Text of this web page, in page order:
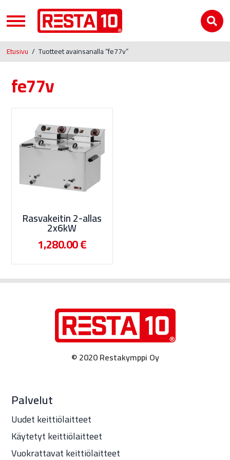
Etusivu / Tuotteet avainsanalla “fe77v”
fe77v
Rasvakeitin 2-allas
2x6kW
1,280.00€
© 2020 Restakymppi Oy
Palvelut
Uudet keittiölaitteet
Käytetyt keittiölaitteet
Vuokrattavat keittiölaitteet